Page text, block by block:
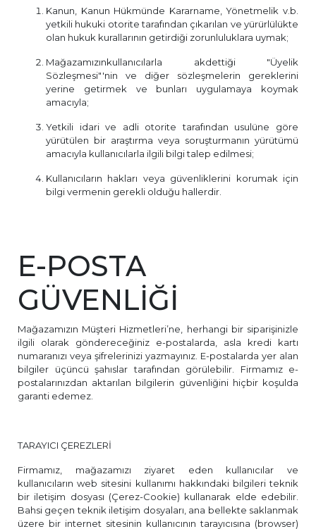
Kanun, Kanun Hükmünde Kararname, Yönetmelik v.b.
yetkili hukuki otorite tarafından çıkarılan ve yürürlülükte
olan hukuk kurallarının getirdiği zorunluluklara uymak;
Mağazamızınkullanıcılarla akdettiği "Üyelik
Sözleşmesi"'nin ve diğer sözleşmelerin gereklerini
yerine getirmek ve bunları uygulamaya koymak
amacıyla;
Yetkili idari ve adli otorite tarafından usulüne göre
yürütülen bir araştırma veya soruşturmanın yürütümü
amacıyla kullanıcılarla ilgili bilgi talep edilmesi;
Kullanıcıların hakları veya güvenliklerini korumak için
bilgi vermenin gerekli olduğu hallerdir.
E-POSTA
GÜVENLİĞİ
Mağazamızın Müşteri Hizmetleri’ne, herhangi bir siparişinizle
ilgili olarak göndereceğiniz e-postalarda, asla kredi kartı
numaranızı veya şifrelerinizi yazmayınız. E-postalarda yer alan
bilgiler üçüncü şahıslar tarafından görülebilir. Firmamız e-
postalarınızdan aktarılan bilgilerin güvenliğini hiçbir koşulda
garanti edemez.
TARAYICI ÇEREZLERİ
Firmamız, mağazamızı ziyaret eden kullanıcılar ve
kullanıcıların web sitesini kullanımı hakkındaki bilgileri teknik
bir iletişim dosyası (Çerez-Cookie) kullanarak elde edebilir.
Bahsi geçen teknik iletişim dosyaları, ana bellekte saklanmak
üzere bir internet sitesinin kullanıcının tarayıcısına (browser)